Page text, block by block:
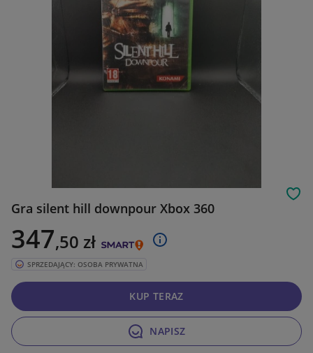
Gra silent hill downpour Xbox 360
347,50 zł
SPRZEDAJĄCY: OSOBA PRYWATNA
NAPISZ
KUP TERAZ